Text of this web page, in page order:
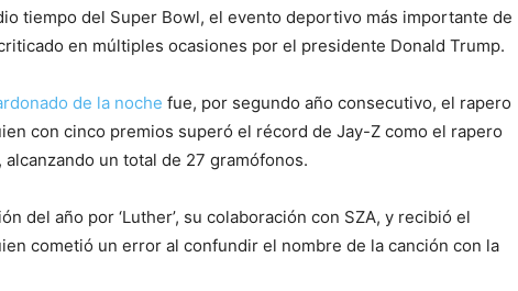
tiempo del Super Bowl, el evento deportivo más importante de
en múltiples ocasiones por el presidente Donald Trump.
de la noche fue, por segundo año consecutivo, el rapero
con cinco premios superó el récord de Jay-Z como el rapero
un total de 27 gramófonos.
del año por ‘Luther’, su colaboración con SZA, y recibió el
cometió un error al confundir el nombre de la canción con la